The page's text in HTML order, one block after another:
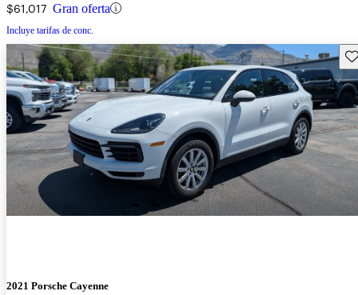
$61,017 Gran oferta
Incluye tarifas de conc.
2021 Porsche Cayenne